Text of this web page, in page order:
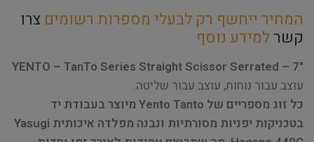
המחיר ייחשף רק לבעלי מספרות רשומים צרו
קשרלמידע נוסף
"YENTO – TanTo Series Straight Scissor Serrated – 7
עוצב עבור נוחות, עוצב עבור שליטה.
כל זוג מספריים של Yento Tanto מיוצר בעבודת יד
בטכניקות יפניות מסורתיות ונבנה מפלדה איכותית Yasugi